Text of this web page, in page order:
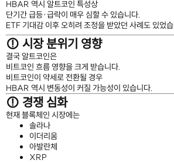
HBAR 역시 알트코인 특성상
단기간 급등·급락이 매우 심할 수 있습니다.
ETF 기대감 이후 오히려 조정을 받았던 사례도 있었
⚠ 시장 분위기 영향
결국 알트코인은
비트코인 흐름 영향을 크게 받습니다.
비트코인이 약세로 전환될 경우
HBAR 역시 변동성이 커질 가능성이 있습니다.
⚠ 경쟁 심화
현재 블록체인 시장에는
솔라나
이더리움
아발란체
XRP